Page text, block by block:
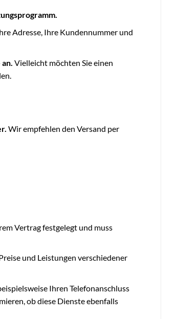
Adresse, Ihre Kundennummer und
Vielleicht möchten Sie einen
Wir empfehlen den Versand per
Vertrag festgelegt und muss
und Leistungen verschiedener
Ihren Telefonanschluss
ob diese Dienste ebenfalls